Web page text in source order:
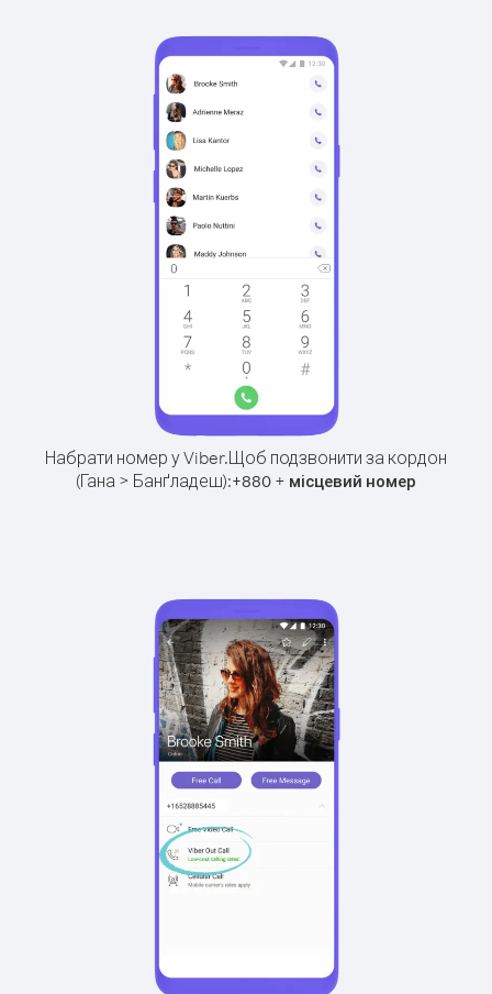
Набрати номер у Viber.Щоб подзвонити за кордон
(Гана > Банґладеш):+880 + місцевий номер